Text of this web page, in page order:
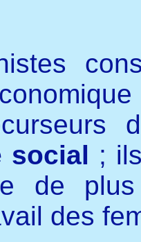
social ;
de
des